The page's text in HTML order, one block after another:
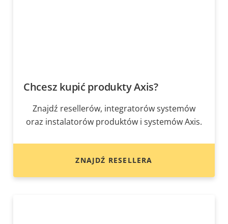
Chcesz kupić produkty Axis?
Znajdź resellerów, integratorów systemów
oraz instalatorów produktów i systemów Axis.
ZNAJDŹ RESELLERA